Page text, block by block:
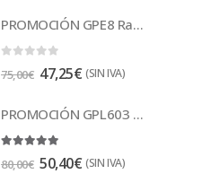
PROMOCIÓN GPE8 Racor
75,00€ 47,25€ (SIN IVA)
PROMOCIÓN GPL603 Racor
80,00€ 50,40€ (SIN IVA)